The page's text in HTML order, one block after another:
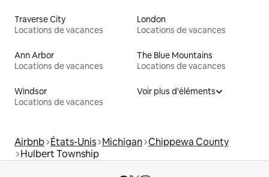
Traverse City
Locations de vacances
London
Locations de vacances
Ann Arbor
Locations de vacances
The Blue Mountains
Locations de vacances
Windsor
Locations de vacances
Voir plus d'éléments
Airbnb États-Unis Michigan Chippewa County
Hulbert Township